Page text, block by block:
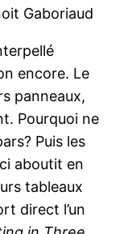
Gaboriaud
encore. Le
panneaux,
Pourquoi ne
Puis les
aboutit en
tableaux
direct l’un